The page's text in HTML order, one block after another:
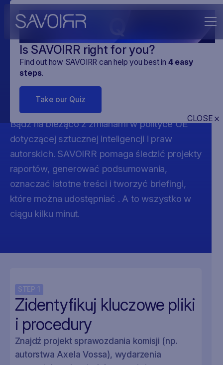
Is SAVOIRR right for you?
Find out how SAVOIRR can help you best in 4easy
steps.
Take our Quiz
CLOSE
Zasady dotyczące
praw autorskich AI
Bądź na bieżąco z zmianami w polityce UE
dotyczącej sztucznej inteligencji i praw
autorskich. SAVOIRR pomaga śledzić projekty
raportów, generować podsumowania,
oznaczać istotne treści i tworzyć briefingi,
które można udostępniać . A to wszystko w
ciągu kilku minut.
STEP 1
Zidentyfikuj kluczowe pliki
i procedury
Znajdź projekt sprawozdania komisji (np.
autorstwa Axela Vossa), wydarzenia